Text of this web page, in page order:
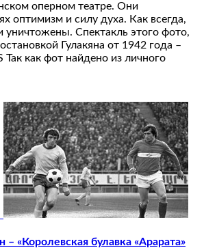
оперном театре. Они
оптимизм и силу духа. Как всегда,
Спектакль этого фото,
Гулакяна от 1942 года –
Так как фот найдено из личного
«Королевская булавка «Арарата»